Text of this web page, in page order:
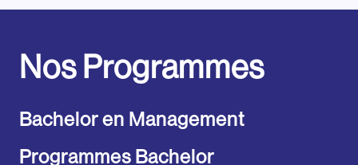
Nos Programmes
Bachelor en Management
Programmes Bachelor